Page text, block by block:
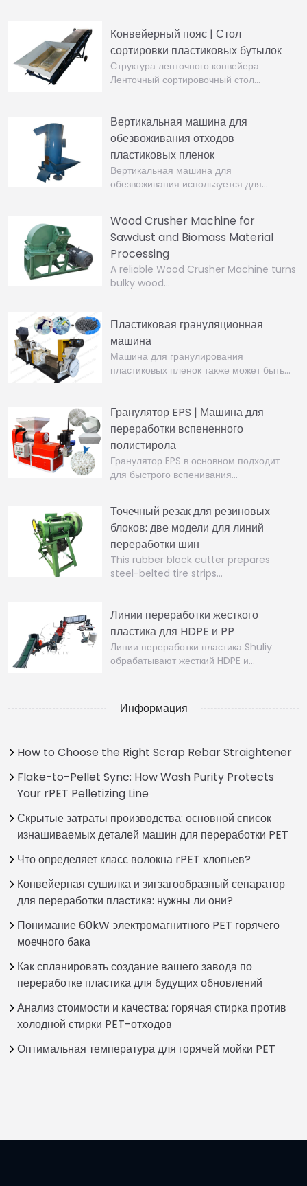
Конвейерный пояс | Стол
сортировки пластиковых бутылок
Структура ленточного конвейера
Ленточный сортировочный стол…
Вертикальная машина для
обезвоживания отходов
пластиковых пленок
Вертикальная машина для
обезвоживания используется для…
Wood Crusher Machine for
Sawdust and Biomass Material
Processing
A reliable Wood Crusher Machine turns
bulky wood…
Пластиковая грануляционная
машина
Машина для гранулирования
пластиковых пленок также может быть…
Гранулятор EPS | Машина для
переработки вспененного
полистирола
Гранулятор EPS в основном подходит
для быстрого вспенивания…
Точечный резак для резиновых
блоков: две модели для линий
переработки шин
This rubber block cutter prepares
steel-belted tire strips…
Линии переработки жесткого
пластика для HDPE и PP
Линии переработки пластика Shuliy
обрабатывают жесткий HDPE и…
Информация
How to Choose the Right Scrap Rebar Straightener
Flake-to-Pellet Sync: How Wash Purity Protects
Your rPET Pelletizing Line
Скрытые затраты производства: основной список
изнашиваемых деталей машин для переработки PET
Что определяет класс волокна rPET хлопьев?
Конвейерная сушилка и зигзагообразный сепаратор
для переработки пластика: нужны ли они?
Понимание 60kW электромагнитного PET горячего
моечного бака
Как спланировать создание вашего завода по
переработке пластика для будущих обновлений
Анализ стоимости и качества: горячая стирка против
холодной стирки PET-отходов
Оптимальная температура для горячей мойки PET